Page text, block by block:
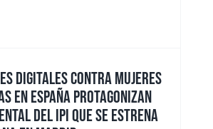
DIGITALES CONTRA MUJERES
EN ESPAÑA PROTAGONIZAN
DEL IPI QUE SE ESTRENA